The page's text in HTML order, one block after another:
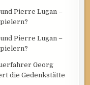
Pierre Lugan –
Pierre Lugan –
Georg
die Gedenkstätte